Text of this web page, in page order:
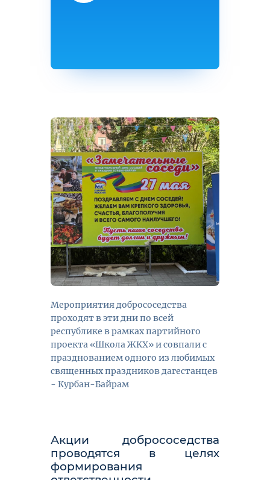
Мероприятия добрососедства
проходят в эти дни по всей
республике в рамках партийного
проекта «Школа ЖКХ» и совпали с
празднованием одного из любимых
священных праздников дагестанцев
- Курбан-Байрам
Акции добрососедства
проводятся в целях
формирования